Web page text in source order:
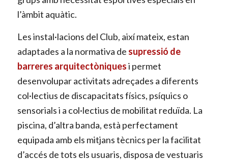
l’àmbit aquàtic.
Les instal·lacions del Club, així mateix, estan
adaptades a la normativa de supressió de
barreres arquitectòniquesi permet
desenvolupar activitats adreçades a diferents
col·lectius de discapacitats físics, psíquics o
sensorials i a col·lectius de mobilitat reduïda. La
piscina, d’altra banda, està perfectament
equipada amb els mitjans tècnics per la facilitat
d’accés de tots els usuaris, disposa de vestuaris